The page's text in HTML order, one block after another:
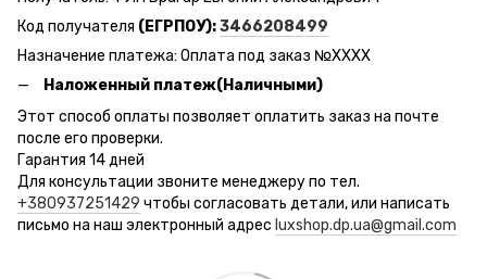
Код получателя (ЕГРПОУ):3466208499
Назначение платежа: Оплата под заказ №ХХХХ
Наложенный платеж(Наличными)
Этот способ оплаты позволяет оплатить заказ на почте
после его проверки.
Гарантия 14 дней
Для консультации звоните менеджеру по тел.
+380937251429 чтобы согласовать детали, или написать
письмо на наш электронный адрес luxshop.dp.ua@gmail.com